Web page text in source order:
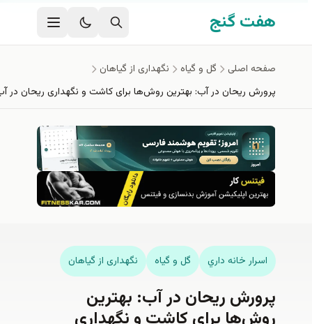
به محتوای اصلی
هفت گنج
صفحه اصلی گل و گیاه
نگهداری از گیاهان
پرورش ریحان در آب: بهترین روش‌ها برای کاشت و نگهداری ریحان در آب
اسرار خانه داري گل و گیاه نگهداری از گیاهان
پرورش ریحان در آب: بهترین